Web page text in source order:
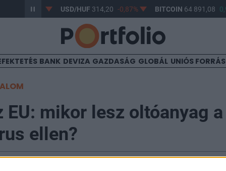
-0,61% USD/HUF314,20 -0,87% BITCOIN64 891,08
BANK DEVIZA GAZDASÁG GLOBÁL UNIÓS
EU: mikor lesz oltóanyag a
ellen?